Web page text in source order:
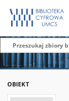
OBIEKT